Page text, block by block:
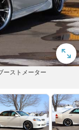
ーストメーター